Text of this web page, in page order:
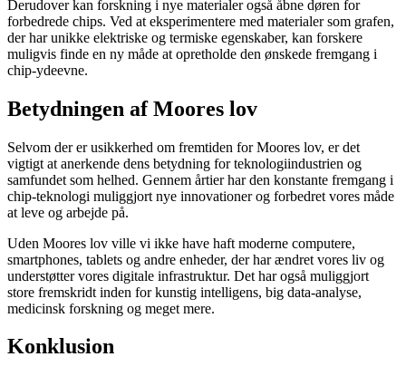
Derudover kan forskning i nye materialer også åbne døren for
forbedrede chips. Ved at eksperimentere med materialer som grafen,
der har unikke elektriske og termiske egenskaber, kan forskere
muligvis finde en ny måde at opretholde den ønskede fremgang i
chip-ydeevne.
Betydningen af Moores lov
Selvom der er usikkerhed om fremtiden for Moores lov, er det
vigtigt at anerkende dens betydning for teknologiindustrien og
samfundet som helhed. Gennem årtier har den konstante fremgang i
chip-teknologi muliggjort nye innovationer og forbedret vores måde
at leve og arbejde på.
Uden Moores lov ville vi ikke have haft moderne computere,
smartphones, tablets og andre enheder, der har ændret vores liv og
understøtter vores digitale infrastruktur. Det har også muliggjort
store fremskridt inden for kunstig intelligens, big data-analyse,
medicinsk forskning og meget mere.
Konklusion